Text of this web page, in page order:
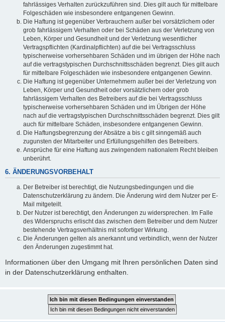
fahrlässiges Verhalten zurückzuführen sind. Dies gilt auch für mittelbare
Folgeschäden wie insbesondere entgangenen Gewinn.
Die Haftung ist gegenüber Verbrauchern außer bei vorsätzlichem oder
grob fahrlässigem Verhalten oder bei Schäden aus der Verletzung von
Leben, Körper und Gesundheit und der Verletzung wesentlicher
Vertragspflichten (Kardinalpflichten) auf die bei Vertragsschluss
typischerweise vorhersehbaren Schäden und im übrigen der Höhe nach
auf die vertragstypischen Durchschnittsschäden begrenzt. Dies gilt auch
für mittelbare Folgeschäden wie insbesondere entgangenen Gewinn.
Die Haftung ist gegenüber Unternehmern außer bei der Verletzung von
Leben, Körper und Gesundheit oder vorsätzlichem oder grob
fahrlässigem Verhalten des Betreibers auf die bei Vertragsschluss
typischerweise vorhersehbaren Schäden und im Übrigen der Höhe
nach auf die vertragstypischen Durchschnittsschäden begrenzt. Dies gilt
auch für mittelbare Schäden, insbesondere entgangenen Gewinn.
Die Haftungsbegrenzung der Absätze a bis c gilt sinngemäß auch
zugunsten der Mitarbeiter und Erfüllungsgehilfen des Betreibers.
Ansprüche für eine Haftung aus zwingendem nationalem Recht bleiben
unberührt.
6. ÄNDERUNGSVORBEHALT
Der Betreiber ist berechtigt, die Nutzungsbedingungen und die
Datenschutzerklärung zu ändern. Die Änderung wird dem Nutzer per E-
Mail mitgeteilt.
Der Nutzer ist berechtigt, den Änderungen zu widersprechen. Im Falle
des Widerspruchs erlischt das zwischen dem Betreiber und dem Nutzer
bestehende Vertragsverhältnis mit sofortiger Wirkung.
Die Änderungen gelten als anerkannt und verbindlich, wenn der Nutzer
den Änderungen zugestimmt hat.
Informationen über den Umgang mit Ihren persönlichen Daten sind
in der Datenschutzerklärung enthalten.